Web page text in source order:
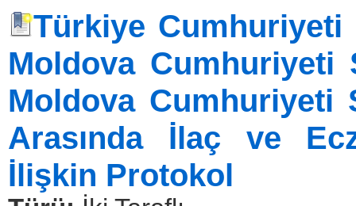
Türkiye Cumhuriyeti
Moldova Cumhuriyeti
Moldova Cumhuriyeti
Arasında İlaç ve
İlişkin Protokol